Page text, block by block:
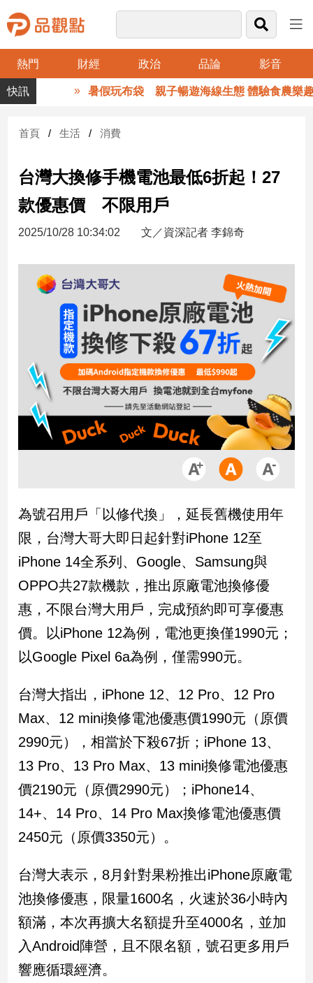
熱門 財經 政治 品論 影音
品
觀
財
台
財
新
產
品
政
治
焦
點
品
觀
點
民
調
會
焦
點
觀
點
兩
岸/
國
社
會/
方
新
冠
病
暑假玩布袋 親子暢遊海線生態 體驗食農樂趣
首頁 生活 消費
台灣大換修手機電池最低6折起！27
款優惠價 不限用戶
2025/10/28 10:34:02 文／資深記者 李錦奇
為號召用戶「以修代換」，延長舊機使用年
限，台灣大哥大即日起針對iPhone 12至
iPhone 14全系列、Google、Samsung與
OPPO共27款機款，推出原廠電池換修優
惠，不限台灣大用戶，完成預約即可享優惠
價。以iPhone 12為例，電池更換僅1990元；
以Google Pixel 6a為例，僅需990元。
台灣大指出，iPhone 12、12 Pro、12 Pro
Max、12 mini換修電池優惠價1990元（原價
2990元），相當於下殺67折；iPhone 13、
13 Pro、13 Pro Max、13 mini換修電池優惠
價2190元（原價2990元）；iPhone14、
14+、14 Pro、14 Pro Max換修電池優惠價
2450元（原價3350元）。
台灣大表示，8月針對果粉推出iPhone原廠電
池換修優惠，限量1600名，火速於36小時內
額滿，本次再擴大名額提升至4000名，並加
入Android陣營，且不限名額，號召更多用戶
響應循環經濟。